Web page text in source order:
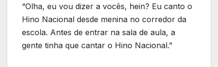
“Olha, eu vou dizer a vocês, hein? Eu canto o
Hino Nacional desde menina no corredor da
escola. Antes de entrar na sala de aula, a
gente tinha que cantar o Hino Nacional.”